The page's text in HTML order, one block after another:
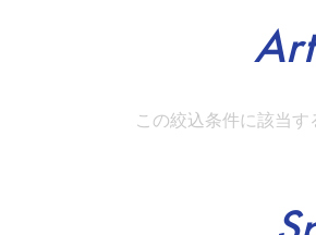
この絞込条件に該当